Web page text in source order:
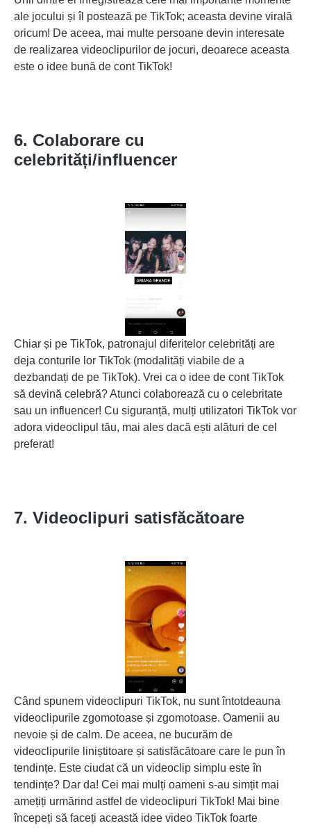
ale jocului și îl postează pe TikTok; aceasta devine virală
oricum! De aceea, mai multe persoane devin interesate
de realizarea videoclipurilor de jocuri, deoarece aceasta
este o idee bună de cont TikTok!
6. Colaborare cu
celebrități/influencer
Chiar și pe TikTok, patronajul diferitelor celebrități are
deja conturile lor TikTok (modalități viabile de a
dezbandați de pe TikTok). Vrei ca o idee de cont TikTok
să devină celebră? Atunci colaborează cu o celebritate
sau un influencer! Cu siguranță, mulți utilizatori TikTok vor
adora videoclipul tău, mai ales dacă ești alături de cel
preferat!
7. Videoclipuri satisfăcătoare
Când spunem videoclipuri TikTok, nu sunt întotdeauna
videoclipurile zgomotoase și zgomotoase. Oamenii au
nevoie și de calm. De aceea, ne bucurăm de
videoclipurile liniștitoare și satisfăcătoare care le pun în
tendințe. Este ciudat că un videoclip simplu este în
tendințe? Dar da! Cei mai mulți oameni s-au simțit mai
amețiți urmărind astfel de videoclipuri TikTok! Mai bine
începeți să faceți această idee video TikTok foarte